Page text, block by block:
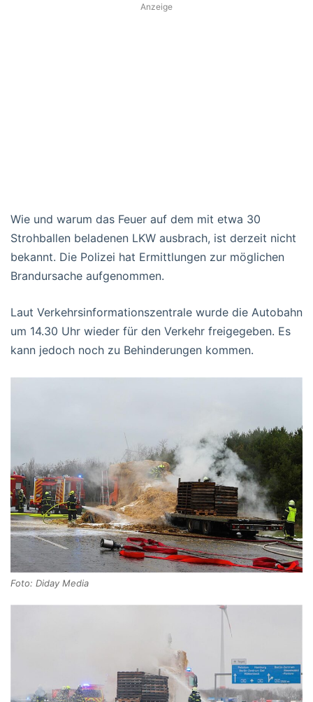
Anzeige
Wie und warum das Feuer auf dem mit etwa 30
Strohballen beladenen LKW ausbrach, ist derzeit nicht
bekannt. Die Polizei hat Ermittlungen zur möglichen
Brandursache aufgenommen.
Laut Verkehrsinformationszentrale wurde die Autobahn
um 14.30 Uhr wieder für den Verkehr freigegeben. Es
kann jedoch noch zu Behinderungen kommen.
Foto: Diday Media